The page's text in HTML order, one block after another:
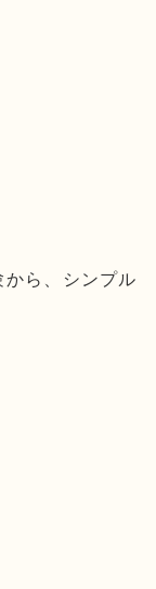
から、シンプル